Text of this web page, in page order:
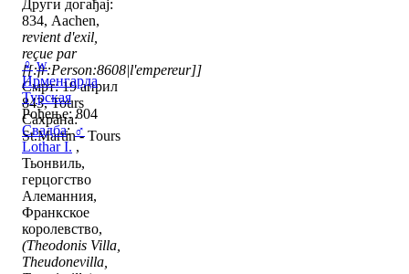
Други догађај:
834, Aachen,
revient d'exil,
reçue par
[[:fr:Person:8608|l'empereur]]
Смрт: 19 април
843, Tours
Сахрана:
St.Martin - Tours
♀ w
Ирменгарда
Турская
Рођење: 804
Свадба:♂
Lothar I. ,
Тьонвиль,
герцогство
Алеманния,
Франкское
королевство,
(Theodonis Villa,
Theudonevilla,